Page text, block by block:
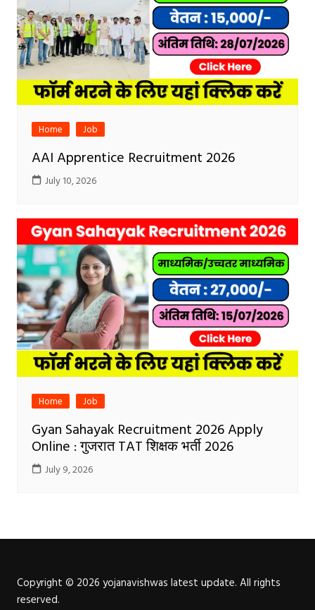
Home Job
AAI Apprentice Recruitment 2026
July 10, 2026
Home Job
Gyan Sahayak Recruitment 2026 Apply
Online : गुजरात TAT शिक्षक भर्ती 2026
July 9, 2026
Copyright © 2026 yojanavishwas latest update. All rights
reserved.